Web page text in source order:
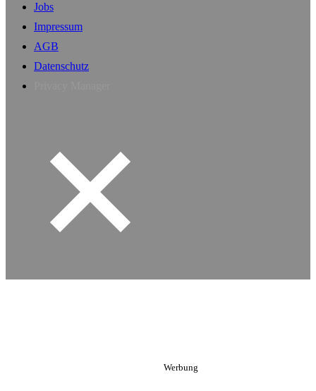
Jobs
Impressum
AGB
Datenschutz